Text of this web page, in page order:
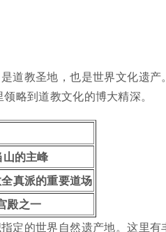
道教圣地，也是世界文化遗产
略到道教文化的博大精深。
的主峰
真派的重要道场
殿之一
定的世界自然遗产地。这里有